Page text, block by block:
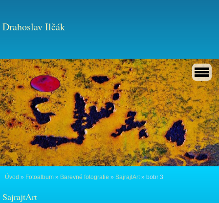
Drahoslav Ilčák
Úvod » Fotoalbum » Barevné fotografie » SajrajtArt» bobr 3
SajrajtArt